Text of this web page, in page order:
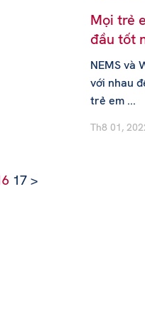
Mọi trẻ
đầu tốt
NEMS và
với nhau
trẻ em ...
Th8 01,
17 >